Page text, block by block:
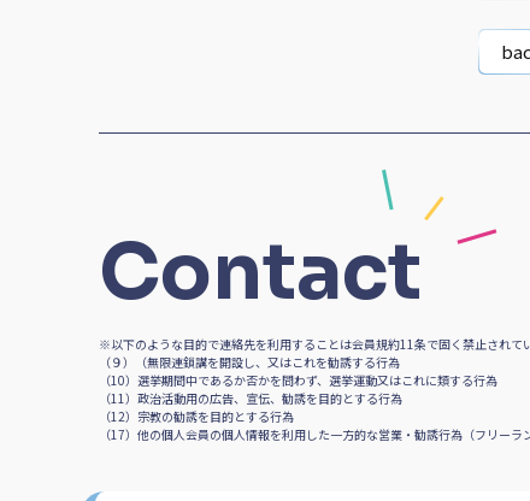
Contact
※以下のような目的で連絡先を利用することは会員規約11条で固く禁止されてい
（９）（無限連鎖講を開設し、又はこれを勧誘する行為
（10）選挙期間中であるか否かを問わず、選挙運動又はこれに類する行為
（11）政治活動用の広告、宣伝、勧誘を目的とする行為
（12）宗教の勧誘を目的とする行為
（17）他の個人会員の個人情報を利用した一方的な営業・勧誘行為（フリーラ